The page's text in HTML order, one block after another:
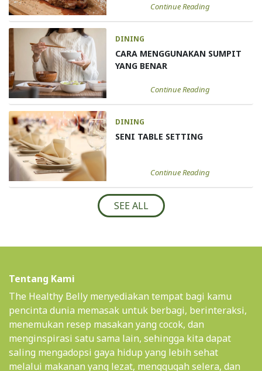
Continue Reading
DINING
CARA MENGGUNAKAN SUMPIT
YANG BENAR
Continue Reading
DINING
SENI TABLE SETTING
Continue Reading
SEE ALL
Tentang Kami
The Healthy Belly menyediakan tempat bagi kamu
pencinta dunia memasak untuk berbagi, berinteraksi,
menemukan resep masakan yang cocok, dan
menginspirasi satu sama lain, sehingga kita dapat
saling mengadopsi gaya hidup yang lebih sehat
melalui makanan yang lezat, menggugah selera, dan